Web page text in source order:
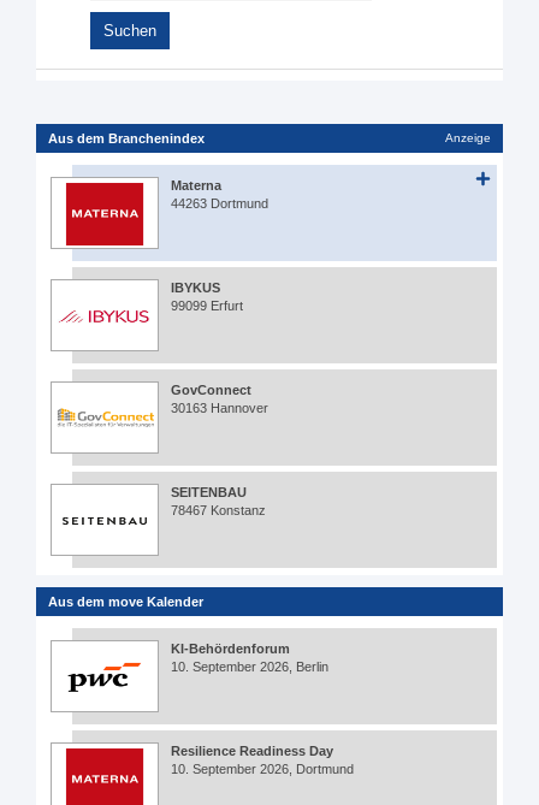
Aus dem Branchenindex Anzeige
Materna
44263 Dortmund
IBYKUS
99099 Erfurt
GovConnect
30163 Hannover
SEITENBAU
78467 Konstanz
Aus dem move Kalender
KI-Behördenforum
10. September 2026, Berlin
Resilience Readiness Day
10. September 2026, Dortmund